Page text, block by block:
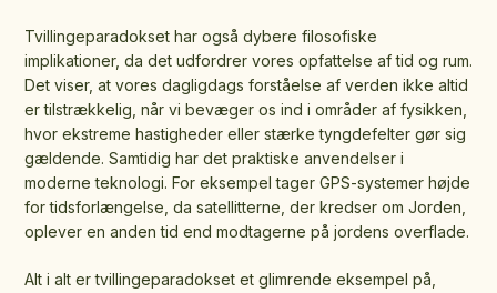
Tvillingeparadokset har også dybere filosofiske
implikationer, da det udfordrer vores opfattelse af tid og rum.
Det viser, at vores dagligdags forståelse af verden ikke altid
er tilstrækkelig, når vi bevæger os ind i områder af fysikken,
hvor ekstreme hastigheder eller stærke tyngdefelter gør sig
gældende. Samtidig har det praktiske anvendelser i
moderne teknologi. For eksempel tager GPS-systemer højde
for tidsforlængelse, da satellitterne, der kredser om Jorden,
oplever en anden tid end modtagerne på jordens overflade.
Alt i alt er tvillingeparadokset et glimrende eksempel på,